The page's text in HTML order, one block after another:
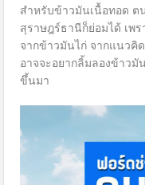
สำหรับข้าวมันเนื้อทอด ต
สุราษฎร์ธานีก็ย่อมได้ เพ
จากข้าวมันไก่ จากแนวคิ
อาจจะอยากลิ้มลองข้าวมั
ขึ้นมา